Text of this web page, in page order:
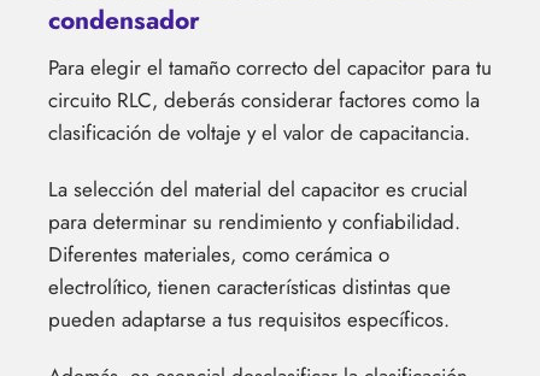
condensador
Para elegir el tamaño correcto del capacitor para tu
circuito RLC, deberás considerar factores como la
clasificación de voltaje y el valor de capacitancia.
La selección del material del capacitor es crucial
para determinar su rendimiento y confiabilidad.
Diferentes materiales, como cerámica o
electrolítico, tienen características distintas que
pueden adaptarse a tus requisitos específicos.